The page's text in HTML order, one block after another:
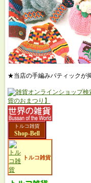
★当店の手編みパティックが
トルコ雑貨
Shop-Bell
トルコ雑貨